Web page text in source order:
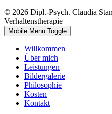
© 2026 Dipl.-Psych. Claudia
Verhaltenstherapie
Mobile Menu Toggle
Willkommen
Über mich
Leistungen
Bildergalerie
Philosophie
Kosten
Kontakt